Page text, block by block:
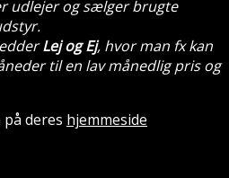
udlejer og sælger brugte
Lej og Ej, hvor man fx kan
til en lav månedlig pris og
deres hjemmeside